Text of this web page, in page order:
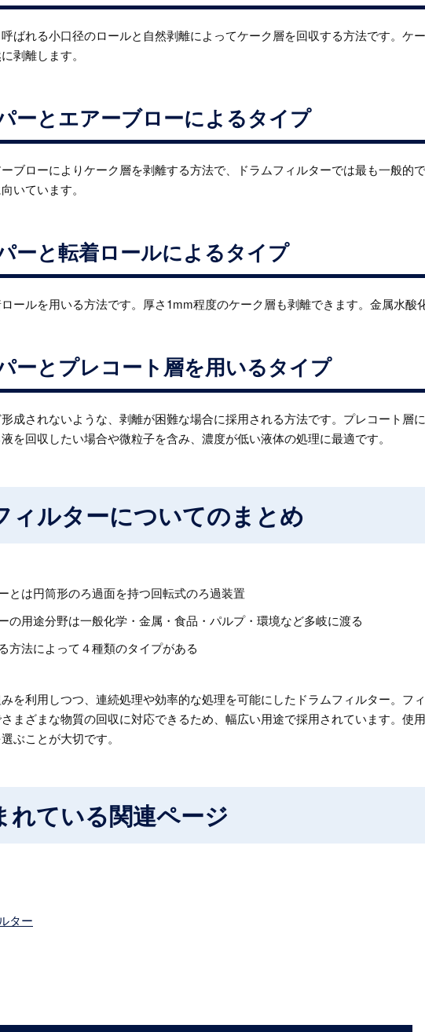
ばれる小口径のロールと自然剥離によってケーク層を回収する方法です。ケ
剥離します。
ーとエアーブローによるタイプ
ブローによりケーク層を剥離する方法で、ドラムフィルターでは最も一般的
いています。
ーと転着ロールによるタイプ
ールを用いる方法です。厚さ1mm程度のケーク層も剥離できます。金属水
ーとプレコート層を用いるタイプ
成されないような、剥離が困難な場合に採用される方法です。プレコート層
を回収したい場合や微粒子を含み、濃度が低い液体の処理に最適です。
ィルターについてのまとめ
とは円筒形のろ過面を持つ回転式のろ過装置
の用途分野は一般化学・金属・食品・パルプ・環境など多岐に渡る
方法によって４種類のタイプがある
を利用しつつ、連続処理や効率的な処理を可能にしたドラムフィルター。フ
まざまな物質の回収に対応できるため、幅広い用途で採用されています。使
ぶことが大切です。
れている関連ページ
ター